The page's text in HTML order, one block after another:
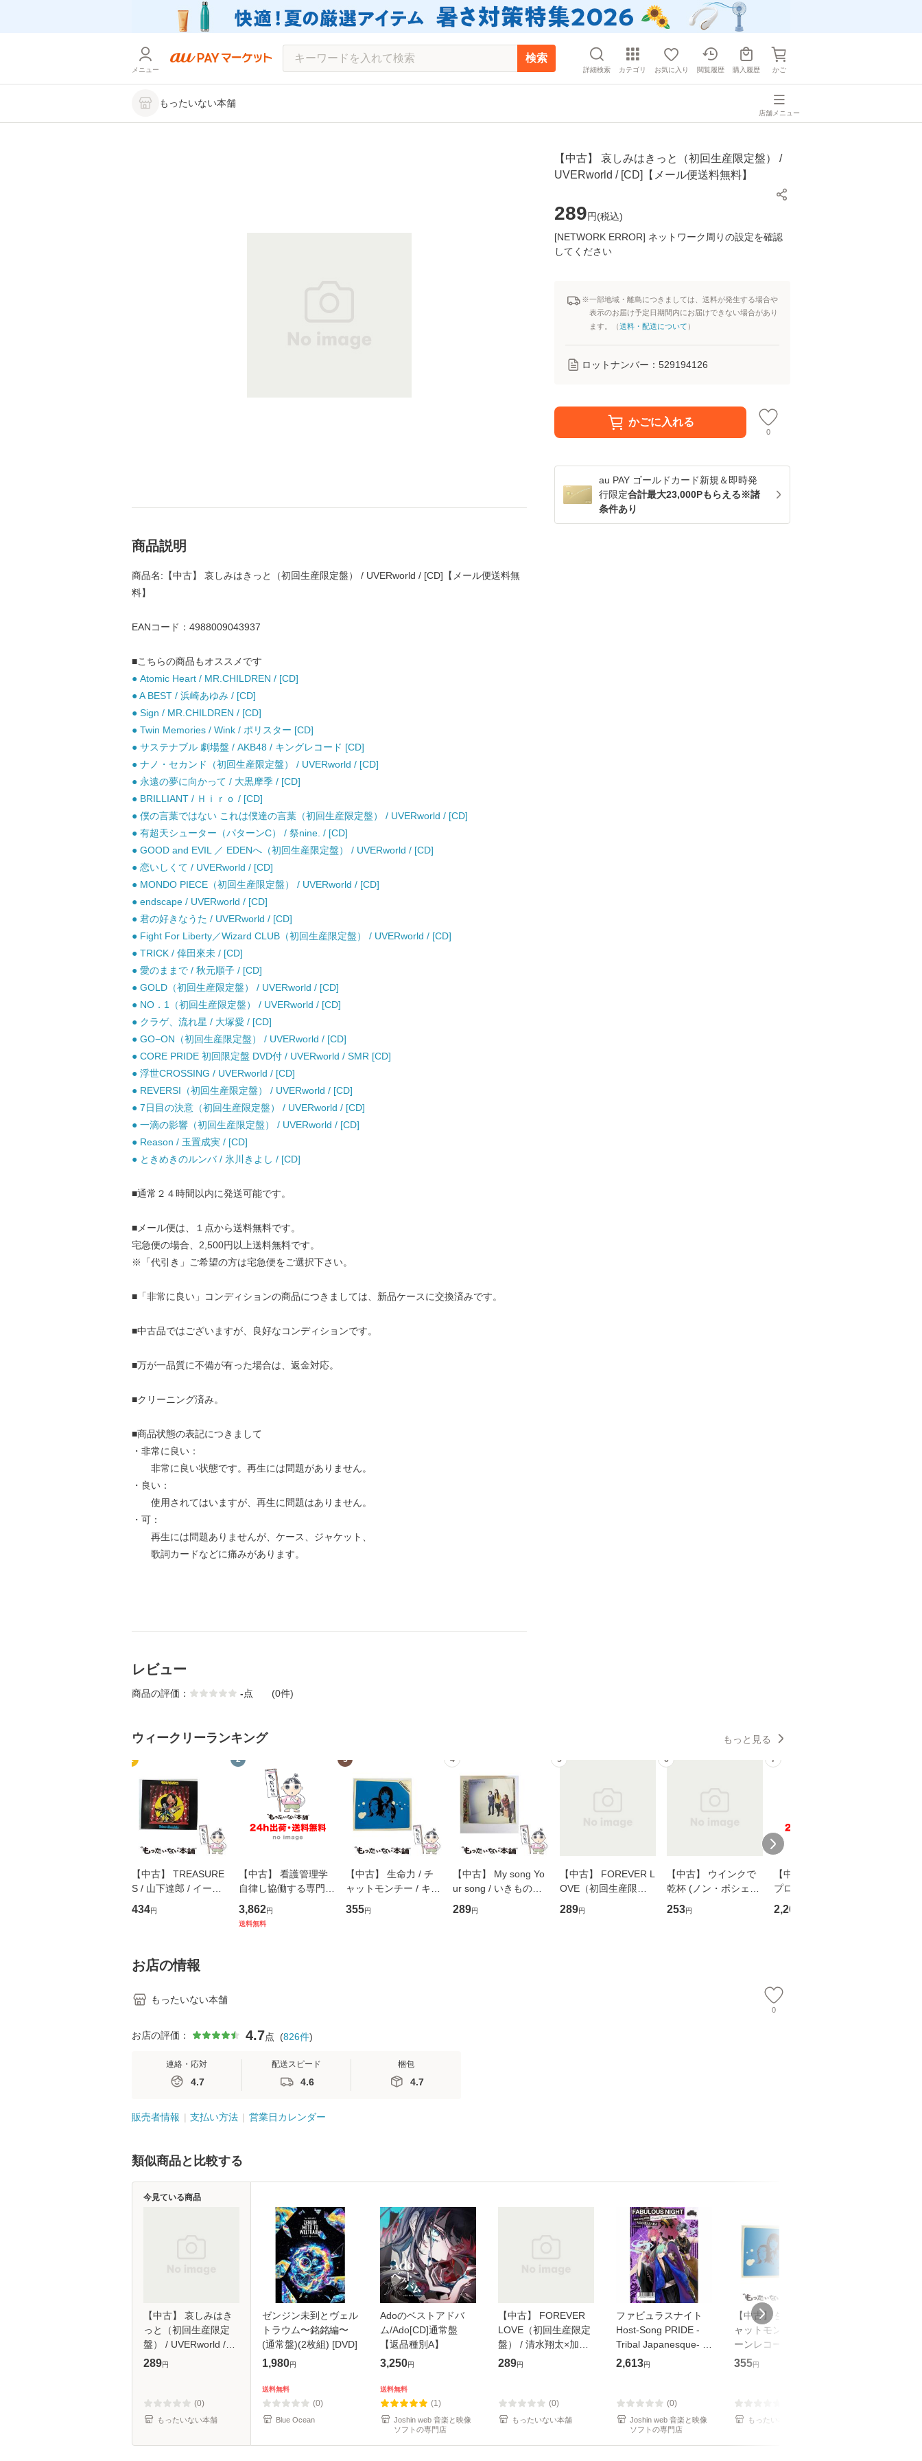
メニュー
検索
詳細検索 カテゴリ お気に入り 閲覧履歴 購入履歴 かご
もったいない本舗
店舗メニュー
【中古】 哀しみはきっと（初回生産限定盤） /
UVERworld / [CD]【メール便送料無料】
289円(税込)
[NETWORK ERROR] ネットワーク周りの設定を確認
してください
※一部地域・離島につきましては、送料が発生する場合や
表示のお届け予定日期間内にお届けできない場合があり
ます。（送料・配送について ）
ロットナンバー： 529194126
かごに入れる
0
au PAY ゴールドカード新規＆即時発
行限定合計最大23,000Pもらえる※諸
条件あり
商品説明
商品名:【中古】 哀しみはきっと（初回生産限定盤） / UVERworld / [CD]【メール便送料無
料】
EANコード：4988009043937
■こちらの商品もオススメです
● Atomic Heart / MR.CHILDREN / [CD]
● A BEST / 浜崎あゆみ / [CD]
● Sign / MR.CHILDREN / [CD]
● Twin Memories / Wink / ポリスター [CD]
● サステナブル 劇場盤 / AKB48 / キングレコード [CD]
● ナノ・セカンド（初回生産限定盤） / UVERworld / [CD]
● 永遠の夢に向かって / 大黒摩季 / [CD]
● BRILLIANT / Ｈｉｒｏ / [CD]
● 僕の言葉ではない これは僕達の言葉（初回生産限定盤） / UVERworld / [CD]
● 有超天シューター（パターンC） / 祭nine. / [CD]
● GOOD and EVIL ／ EDENへ（初回生産限定盤） / UVERworld / [CD]
● 恋いしくて / UVERworld / [CD]
● MONDO PIECE（初回生産限定盤） / UVERworld / [CD]
● endscape / UVERworld / [CD]
● 君の好きなうた / UVERworld / [CD]
● Fight For Liberty／Wizard CLUB（初回生産限定盤） / UVERworld / [CD]
● TRICK / 倖田來未 / [CD]
● 愛のままで / 秋元順子 / [CD]
● GOLD（初回生産限定盤） / UVERworld / [CD]
● NO．1（初回生産限定盤） / UVERworld / [CD]
● クラゲ、流れ星 / 大塚愛 / [CD]
● GO−ON（初回生産限定盤） / UVERworld / [CD]
● CORE PRIDE 初回限定盤 DVD付 / UVERworld / SMR [CD]
● 浮世CROSSING / UVERworld / [CD]
● REVERSI（初回生産限定盤） / UVERworld / [CD]
● 7日目の決意（初回生産限定盤） / UVERworld / [CD]
● 一滴の影響（初回生産限定盤） / UVERworld / [CD]
● Reason / 玉置成実 / [CD]
● ときめきのルンバ / 氷川きよし / [CD]
■通常２４時間以内に発送可能です。
■メール便は、１点から送料無料です。
宅急便の場合、2,500円以上送料無料です。
※「代引き」ご希望の方は宅急便をご選択下さい。
■「非常に良い」コンディションの商品につきましては、新品ケースに交換済みです。
■中古品ではございますが、良好なコンディションです。
■万が一品質に不備が有った場合は、返金対応。
■クリーニング済み。
■商品状態の表記につきまして
・非常に良い：
非常に良い状態です。再生には問題がありません。
・良い：
使用されてはいますが、再生に問題はありません。
・可：
再生には問題ありませんが、ケース、ジャケット、
歌詞カードなどに痛みがあります。
レビュー
商品の評価： -点 (0件)
ウィークリーランキング もっと見る
1
【中古】 TREASURE
S / 山下達郎 / イース
トウエスト・ジャパン
[CD]【メール便送料無
434円
2
【中古】 看護管理学
自律し協働する専門職
の看護マネジメントス
キル 改訂第3版 (看護
3,862円
送料無料
3
【中古】 生命力 / チ
ャットモンチー / キュ
ーンレコード [CD]
【メール便送料無料】
355円
4
【中古】 My song Yo
ur song / いきものが
かり / [CD]【メール便
送料無料】
289円
5
【中古】 FOREVER L
OVE（初回生産限定
盤） / 清水翔太×加藤
ミリヤ / [CD]【メール
289円
6
【中古】 ウインクで
乾杯 (ノン・ポシェッ
ト) / 東野圭吾 / 祥伝
社 [文庫]【メール便送
253円
7
【中古】 野ブタ。を
プロデュース [DVD-B
OX] / バップ [DVD]
【メール便送料無料】
2,266
お店の情報
もったいない本舗
0
お店の評価： 4.7点 (826件)
連絡・応対
4.7
配送スピード
4.6
梱包
4.7
販売者情報 支払い方法 営業日カレンダー
類似商品と比較する
【中古】 哀しみはき
っと（初回生産限定
盤） / UVERworld /
[CD]【メール便送料無
289円
(0)
もったいない本舗
今見ている商品
ゼンジン未到とヴェル
トラウム〜銘銘編〜
(通常盤)(2枚組) [DVD]
1,980円
送料無料
(0)
Blue Ocean
Adoのベストアドバ
ム/Ado[CD]通常盤
【返品種別A】
3,250円
送料無料
(1)
Joshin web 音楽と映像
ソフトの専門店
【中古】 FOREVER
LOVE（初回生産限定
盤） / 清水翔太×加藤
ミリヤ / [CD]【メール
289円
(0)
もったいない本舗
ファビュラスナイト
Host-Song PRIDE -
Tribal Japanesque- ネ
オバサラ/皇麗夢(豊永
2,613円
(0)
Joshin web 音楽と映像
ソフトの専門店
【中古】 生命力 / チ
ャットモンチー / キュ
ーンレコード [CD]
【メール便送料無料】
355円
もったいない本舗